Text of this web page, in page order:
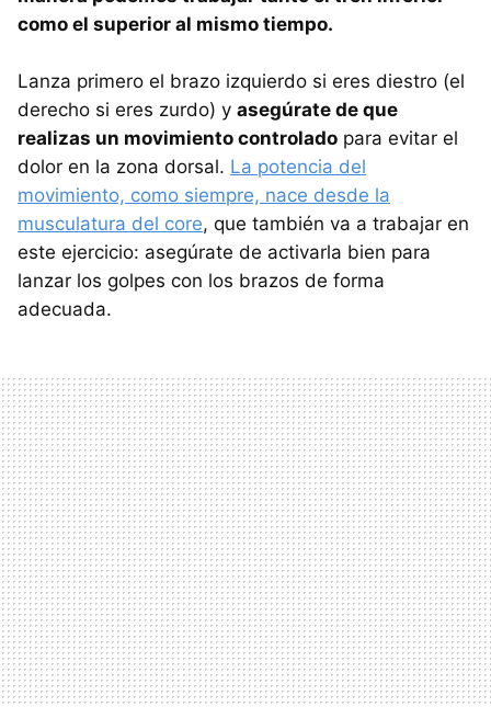
como el superior al mismo tiempo.
Lanza primero el brazo izquierdo si eres diestro (el
derecho si eres zurdo) y asegúrate de que
realizas un movimiento controlado para evitar el
dolor en la zona dorsal. La potencia del
movimiento, como siempre, nace desde la
musculatura del core, que también va a trabajar en
este ejercicio: asegúrate de activarla bien para
lanzar los golpes con los brazos de forma
adecuada.